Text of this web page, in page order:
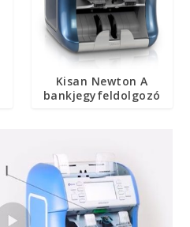
Kisan Newton A
bankjegyfeldolgozó